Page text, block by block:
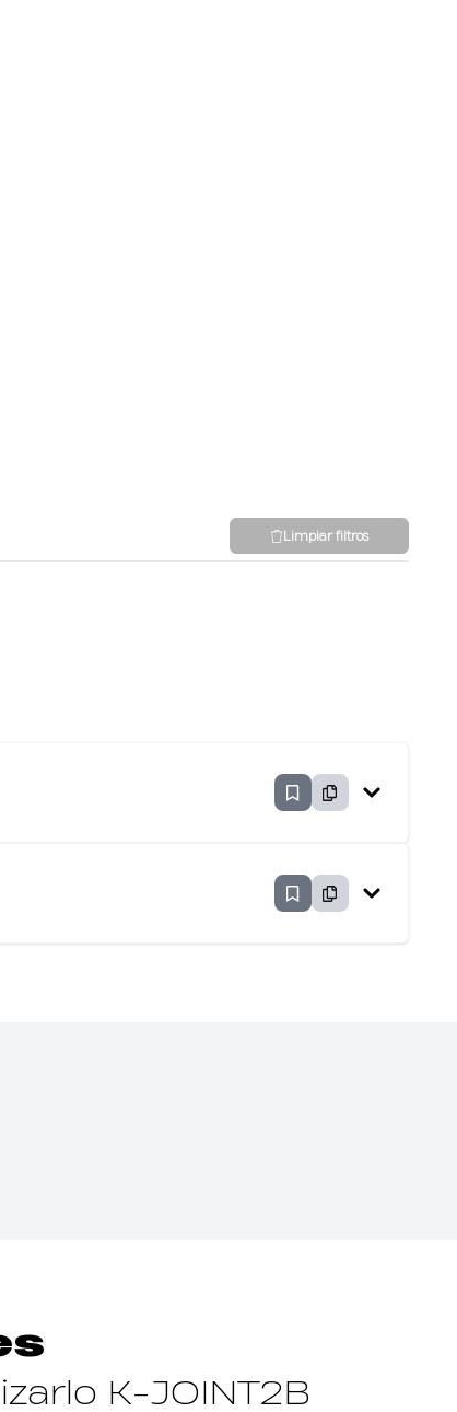
Limpiar filtros
K-JOINT2B